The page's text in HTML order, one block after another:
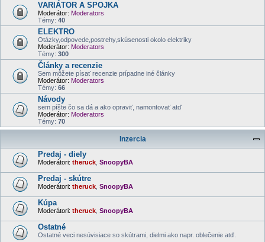
VARIÁTOR A SPOJKA
Moderátor: Moderators
Témy: 40
ELEKTRO
Otázky,odpovede,postrehy,skúsenosti okolo elektriky
Moderátor: Moderators
Témy: 300
Články a recenzie
Sem môžete písať recenzie prípadne iné články
Moderátor: Moderators
Témy: 66
Návody
sem píšte čo sa dá a ako opraviť, namontovať atď
Moderátor: Moderators
Témy: 70
Inzercia
Predaj - diely
Moderátori: theruck SnoopyBA
Predaj - skútre
Moderátori: theruck SnoopyBA
Kúpa
Moderátori: theruck SnoopyBA
Ostatné
Ostatné veci nesúvisiace so skútrami, dielmi ako napr. oblečenie atď.